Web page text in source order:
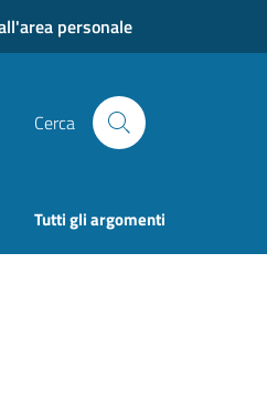
personale
Cerca
Tutti gli argomenti